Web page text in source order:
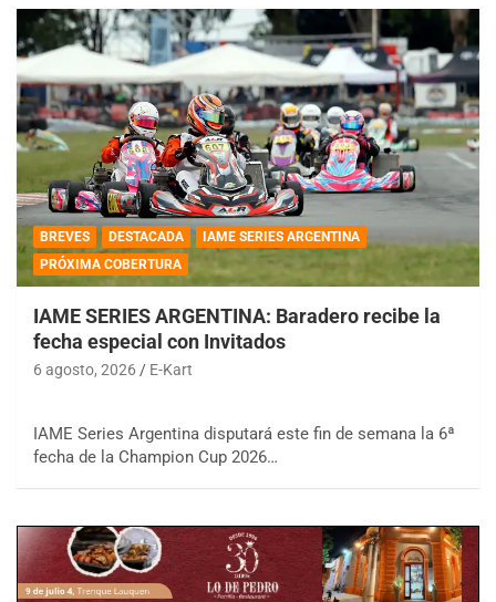
BREVES DESTACADA
IAME SERIES ARGENTINA
PRÓXIMA COBERTURA
IAME SERIES ARGENTINA: Baradero recibe la
fecha especial con Invitados
6 agosto, 2026 E-Kart
IAME Series Argentina disputará este fin de semana la 6ª
fecha de la Champion Cup 2026…